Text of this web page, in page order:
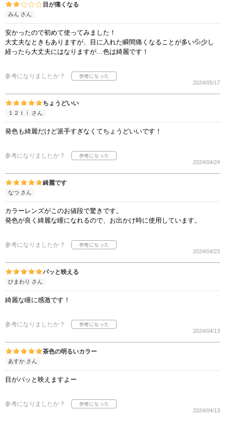
目が痛くなる
みん さん
安かったので初めて使ってみました！
大丈夫なときもありますが、目に入れた瞬間痛くなることが多い💦少し
経ったら大丈夫にはなりますが…色は綺麗です！
参考になりましたか？
2024/05/17
ちょうどいい
１２ｔｉ さん
発色も綺麗だけど派手すぎなくてちょうどいいです！
参考になりましたか？
2024/04/24
綺麗です
なつ さん
カラーレンズがこのお値段で驚きです。
発色が良く綺麗な瞳になれるので、お出かけ時に使用しています。
参考になりましたか？
2024/04/23
パッと映える
ひまわり さん
綺麗な瞳に感激です！
参考になりましたか？
2024/04/13
茶色の明るいカラー
あすか さん
目がパッと映えますよー
参考になりましたか？
2024/04/13